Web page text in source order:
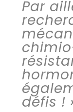
Par
défis !